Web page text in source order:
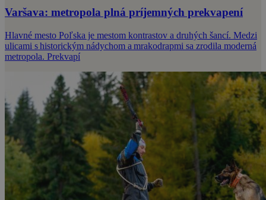
Varšava: metropola plná príjemných prekvapení
Hlavné mesto Poľska je mestom kontrastov a druhých šancí. Medzi
ulicami s historickým nádychom a mrakodrapmi sa zrodila moderná
metropola. Prekvapí